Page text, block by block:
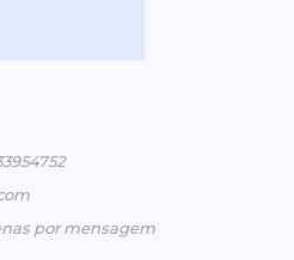
por mensagem